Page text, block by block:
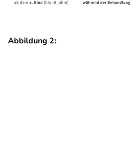
Abbildung 2: